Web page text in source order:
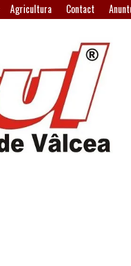
Agricultura Contact